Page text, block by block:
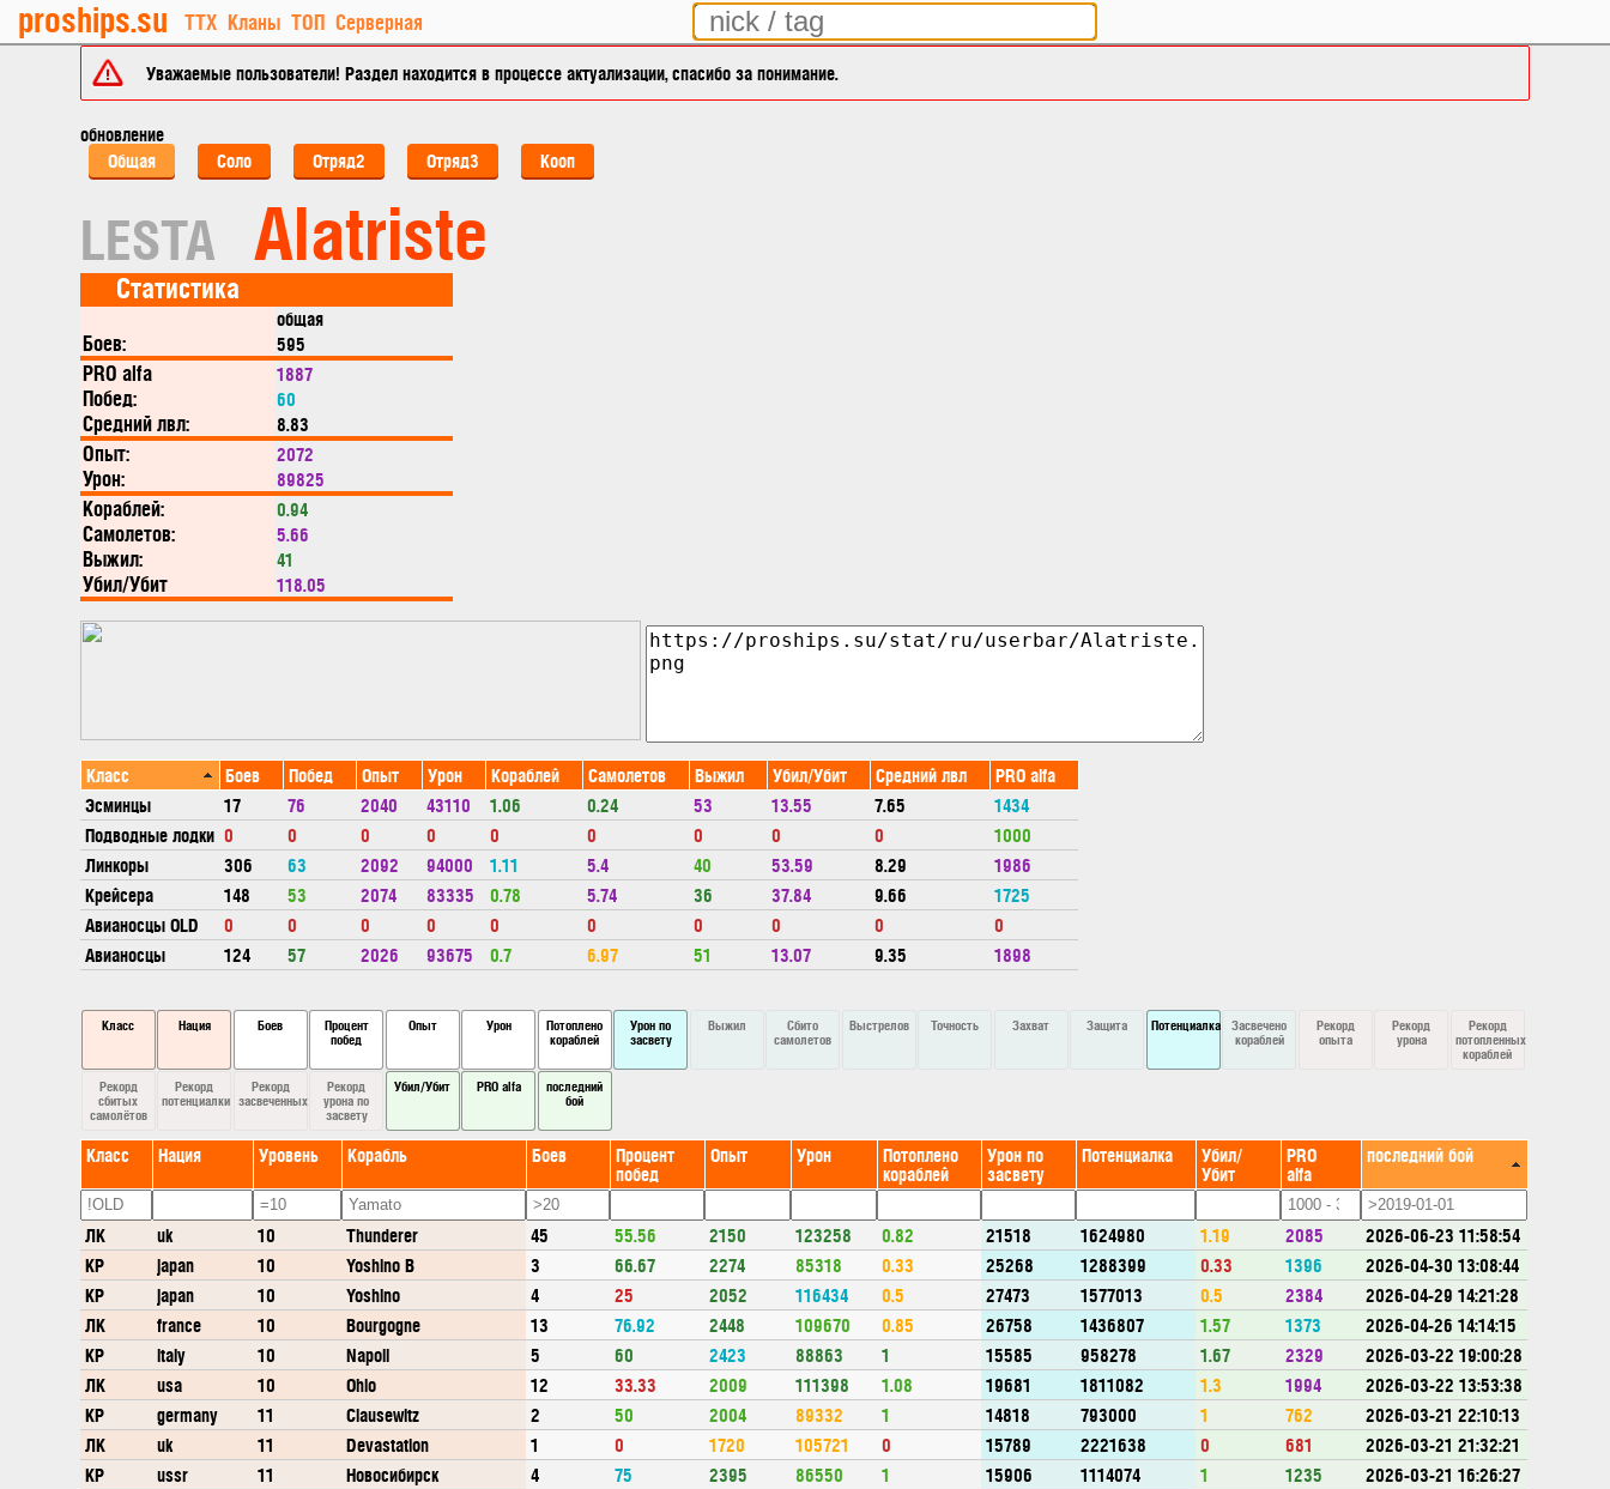
proships.su ТТХ Кланы ТОП Серверная
Уважаемые пользователи! Раздел находится в процессе актуализации, спасибо за понимание.
обновление
Общая
Соло Отряд2 Отряд3 Кооп
LESTA Alatriste
Статистика
общая
Боев: 595
PRO alfa 1887
Побед: 60
Средний лвл: 8.83
Опыт: 2072
Урон: 89825
Кораблей: 0.94
Самолетов: 5.66
Выжил: 41
Убил/Убит 118.05
Класс Боев Побед Опыт Урон Кораблей Самолетов Выжил Убил/Убит Средний лвл
PRO alfa
Эсминцы
17 76 2040 43110 1.06 0.24 53 13.55 7.65
1434
Подводные лодки 0 0 0 0 0 0 0 0 0
1000
Линкоры
306 63 2092 94000 1.11 5.4 40 53.59 8.29
1986
Крейсера
148 53 2074 83335 0.78 5.74 36 37.84 9.66
1725
Авианосцы OLD
0 0 0 0 0 0 0 0 0
0
Авианосцы
124 57 2026 93675 0.7 6.97 51 13.07 9.35 1898
Класс Нация Боев
Процент
побед
Опыт Урон
Потоплено
кораблей
Урон по
засвету
Выжил
Сбито
самолетов
Выстрелов Точность Захват Защита Потенциалка
Засвечено
кораблей
Рекорд
опыта
Рекорд
урона
Рекорд
потопленных
кораблей
Рекорд
сбитых
самолётов
Рекорд
потенциалки
Рекорд
засвеченных
Рекорд
урона по
засвету
Убил/Убит PRO alfa
последний
бой
Класс Нация Уровень Корабль Боев Процент
побед
Опыт Урон Потоплено
кораблей
Урон по
засвету
Потенциалка Убил/
Убит
PRO
alfa
последний бой
ЛК uk 10 Thunderer 45 55.56 2150 123258 0.82 21518 1624980 1.19 2085
2026-06-23 11:58:54
КР
japan 10 Yoshino B 3 66.67 2274 85318 0.33 25268 1288399 0.33 1396
2026-04-30 13:08:44
КР
japan 10 Yoshino 4 25 2052 116434 0.5 27473 1577013 0.5 2384
2026-04-29 14:21:28
ЛК
france 10 Bourgogne 13 76.92 2448 109670 0.85 26758 1436807 1.57 1373
2026-04-26 14:14:15
КР
italy 10 Napoli 5 60 2423 88863 1 15585 958278 1.67 2329
2026-03-22 19:00:28
ЛК
usa 10 Ohio 12 33.33 2009 111398 1.08 19681 1811082 1.3 1994
2026-03-22 13:53:38
КР
germany 11 Clausewitz 2 50 2004 89332 1 14818 793000 1 762
2026-03-21 22:10:13
ЛК
uk 11 Devastation 1 0 1720 105721 0 15789 2221638 0 681
2026-03-21 21:32:21
КР
ussr 11 Новосибирск 4 75 2395 86550 1 15906 1114074 1 1235
2026-03-21 16:26:27